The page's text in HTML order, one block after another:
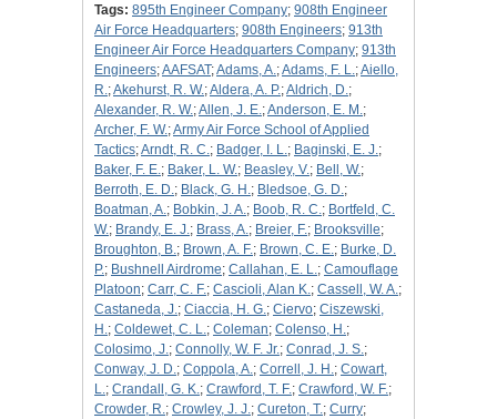
Tags: 895th Engineer Company; 908th Engineer
Air Force Headquarters; 908th Engineers; 913th
Engineer Air Force Headquarters Company; 913th
Engineers;AAFSAT;Adams, A.;Adams, F. L.;Aiello,
R.;Akehurst, R. W.;Aldera, A. P.;Aldrich, D.;
Alexander, R. W.;Allen, J. E.;Anderson, E. M.;
Archer, F. W.;Army Air Force School of Applied
Tactics;Arndt, R. C.; Badger, I. L.; Baginski, E. J.;
Baker, F. E.; Baker, L. W.; Beasley, V.; Bell, W.;
Berroth, E. D.; Black, G. H.; Bledsoe, G. D.;
Boatman, A.; Bobkin, J. A.; Boob, R. C.; Bortfeld, C.
W.; Brandy, E. J.; Brass, A.; Breier, F.; Brooksville;
Broughton, B.; Brown, A. F.; Brown, C. E.; Burke, D.
P.; Bushnell Airdrome; Callahan, E. L.; Camouflage
Platoon; Carr, C. F.; Cascioli, Alan K.; Cassell, W. A.;
Castaneda, J.; Ciaccia, H. G.; Ciervo; Ciszewski,
H.; Coldewet, C. L.; Coleman; Colenso, H.;
Colosimo, J.; Connolly, W. F. Jr.; Conrad, J. S.;
Conway, J. D.; Coppola, A.; Correll, J. H.; Cowart,
L.; Crandall, G. K.; Crawford, T. F.; Crawford, W. F.;
Crowder, R.; Crowley, J. J.; Cureton, T.; Curry;